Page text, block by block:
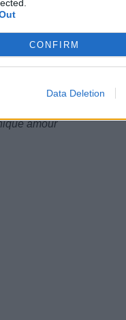
CONFIRM
Data Deletion
amour